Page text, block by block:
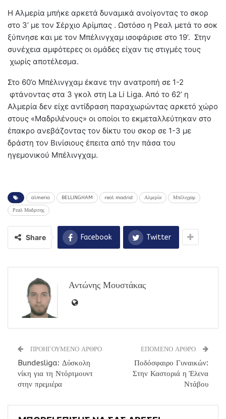
Η Αλμερία μπήκε αρκετά δυναμικά ανοίγοντας το σκορ
στο 3’ με τον Σέρχιο Αρίμπας . Ωστόσο η Ρεαλ μετά το σοκ
ξύπνησε και με τον Μπέλινγχαμ ισοφάρισε στο 19’. Στην
συνέχεια αμφότερες οι ομάδες είχαν τις στιγμές τους
χωρίς αποτέλεσμα.
Στο 60’ο Μπέλινγχαμ έκανε την ανατροπή σε 1-2
φτάνοντας στα 3 γκολ στη La Li Liga. Από το 62’ η
Αλμερία δεν είχε αντίδραση παραχωρώντας αρκετό χώρο
στους «Μαδριλένους» οι οποίοι το εκμεταλλεύτηκαν στο
έπακρο ανεβάζοντας τον δίκτυ του σκορ σε 1-3 με
δράστη τον Βινίσιους έπειτα από την πάσα του
ηγεμονικού Μπέλινγχαμ.
almeria BELLINGHAM real madrid Αλμερία Μπέλιγχαμ
Ρεαλ Μαδριτης
Share Facebook Twitter
Αντώνης Μουστάκας
ΠΡΟΗΓΟΥΜΕΝΟ ΑΡΘΡΟ
Bundesliga: Δύσκολη
νίκη για τη Ντόρτμουντ
στην πρεμιέρα
ΕΠΟΜΕΝΟ ΑΡΘΡΟ
Ποδόσφαιρο Γυναικών:
Στην Καστοριά η Έλενα
Ντάβου